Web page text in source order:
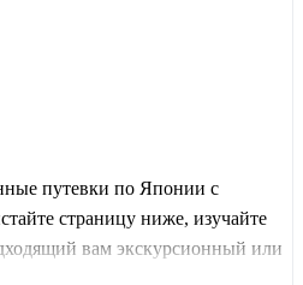
путевки по Японии с
страницу ниже, изучайте
вам экскурсионный или